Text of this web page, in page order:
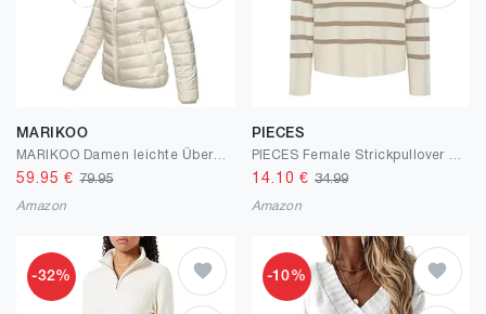
MARIKOO
MARIKOO Damen leichte Übergangsjacke Kurze Steppjacke mit innen eingenähter Tragetasche zum einfachen Verstauen und praktischem Umhängen der Jacke Pack Mich EIN S-3XL
59.95 €79.95
Amazon
PIECES
14.10 € 34.99
Amazon
-32% -10%